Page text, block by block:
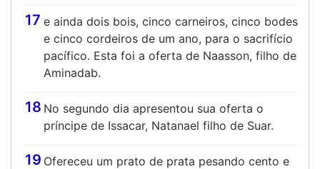
17 e ainda dois bois, cinco carneiros, cinco bodes
e cinco cordeiros de um ano, para o sacrifício
pacífico. Esta foi a oferta de Naasson, filho de
Aminadab.
18 No segundo dia apresentou sua oferta o
príncipe de Issacar, Natanael filho de Suar.
19 Ofereceu um prato de prata pesando cento e